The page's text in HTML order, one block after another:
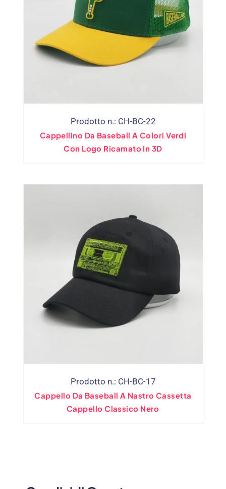
Prodotto n.: CH-BC-22
Cappellino Da Baseball A Colori Verdi
Con Logo Ricamato In 3D
Prodotto n.: CH-BC-17
Cappello Da Baseball A Nastro Cassetta
Cappello Classico Nero